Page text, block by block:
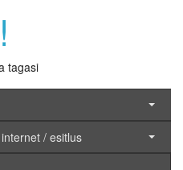
tagasi
/ esitlus